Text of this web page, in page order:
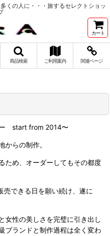
くの人に・・・旅するセレクトショッ
カート
商品検索 ご利用案内 関連ページ
ー start from 2014〜
からの制作。
ため、オーダーしてもその都度
売できる日を願い続け、遂に
女性の美しさを完璧に引き出し
ブランドと制作過程は全く変わ